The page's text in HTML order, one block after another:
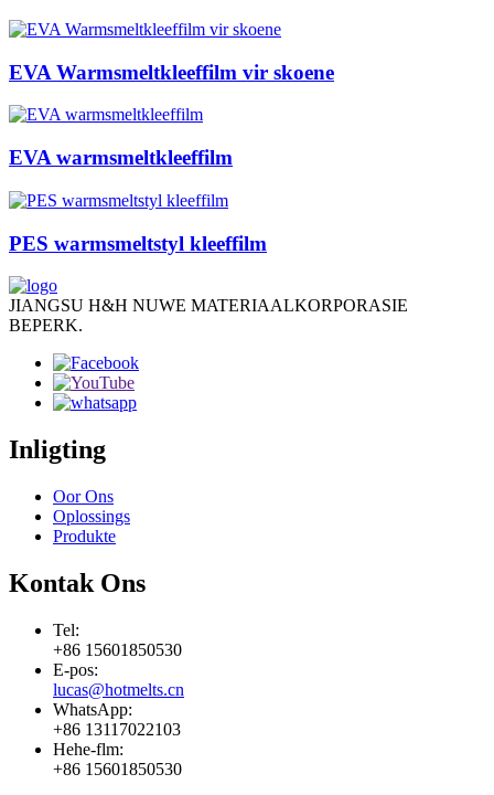
EVA Warmsmeltkleeffilm vir skoene
EVA warmsmeltkleeffilm
PES warmsmeltstyl kleeffilm
JIANGSU H&H NUWE MATERIAALKORPORASIE
BEPERK.
Inligting
Oor Ons
Oplossings
Produkte
Kontak Ons
Tel:
+86 15601850530
E-pos:
lucas@hotmelts.cn
WhatsApp:
+86 13117022103
Hehe-flm:
+86 15601850530